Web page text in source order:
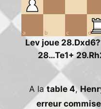
Lev joue
28…Te1+
A latable 4,
erreur